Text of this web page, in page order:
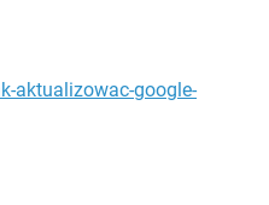
aktualizowac-google-